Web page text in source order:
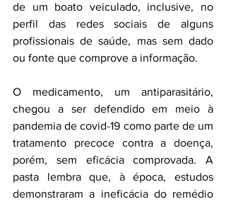
de um boato veiculado, inclusive, no
perfil das redes sociais de alguns
profissionais de saúde, mas sem dado
ou fonte que comprove a informação.
O medicamento, um antiparasitário,
chegou a ser defendido em meio à
pandemia de covid-19 como parte de um
tratamento precoce contra a doença,
porém, sem eficácia comprovada. A
pasta lembra que, à época, estudos
demonstraram a ineficácia do remédio